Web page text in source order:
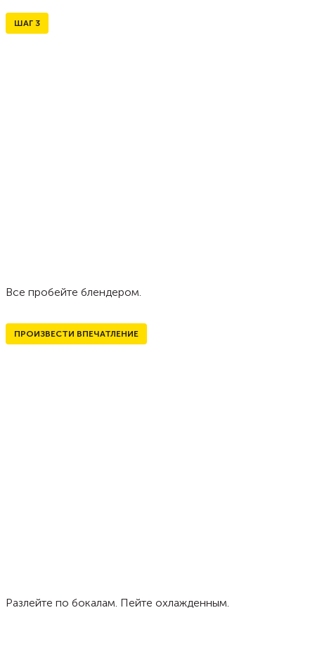
ШАГ 3
Все пробейте блендером.
ПРОИЗВЕСТИ ВПЕЧАТЛЕНИЕ
Разлейте по бокалам. Пейте охлажденным.